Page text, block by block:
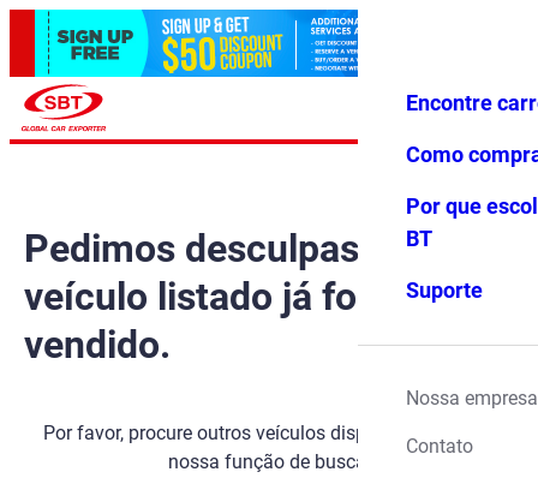
Favoritos Menu
Encontre
Como
Por que
BT
Suporte
Nossa empresa
Contato
Pedimos desculpas, mas o
veículo listado já foi
vendido.
Por favor, procure outros veículos disponíveis usando
nossa função de busca.